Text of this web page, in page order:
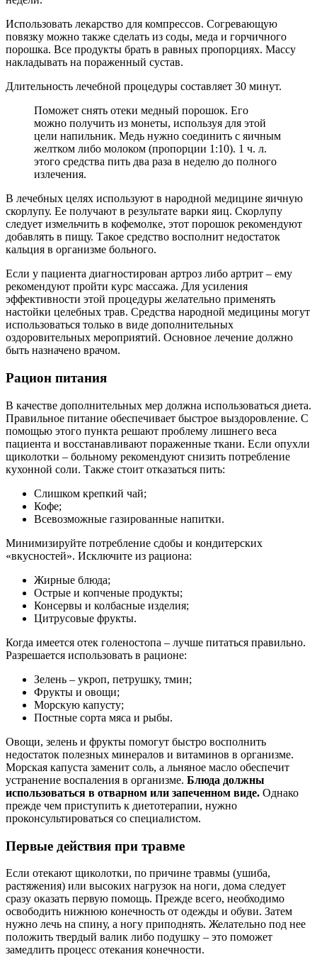
Использовать лекарство для компрессов. Согревающую
повязку можно также сделать из соды, меда и горчичного
порошка. Все продукты брать в равных пропорциях. Массу
накладывать на пораженный сустав.
Длительность лечебной процедуры составляет 30 минут.
Поможет снять отеки медный порошок. Его
можно получить из монеты, используя для этой
цели напильник. Медь нужно соединить с яичным
желтком либо молоком (пропорции 1:10). 1 ч. л.
этого средства пить два раза в неделю до полного
излечения.
В лечебных целях используют в народной медицине яичную
скорлупу. Ее получают в результате варки яиц. Скорлупу
следует измельчить в кофемолке, этот порошок рекомендуют
добавлять в пищу. Такое средство восполнит недостаток
кальция в организме больного.
Если у пациента диагностирован артроз либо артрит – ему
рекомендуют пройти курс массажа. Для усиления
эффективности этой процедуры желательно применять
настойки целебных трав. Средства народной медицины могут
использоваться только в виде дополнительных
оздоровительных мероприятий. Основное лечение должно
быть назначено врачом.
Рацион питания
В качестве дополнительных мер должна использоваться диета.
Правильное питание обеспечивает быстрое выздоровление. С
помощью этого пункта решают проблему лишнего веса
пациента и восстанавливают пораженные ткани. Если опухли
щиколотки – больному рекомендуют снизить потребление
кухонной соли. Также стоит отказаться пить:
Слишком крепкий чай;
Кофе;
Всевозможные газированные напитки.
Минимизируйте потребление сдобы и кондитерских
«вкусностей». Исключите из рациона:
Жирные блюда;
Острые и копченые продукты;
Консервы и колбасные изделия;
Цитрусовые фрукты.
Когда имеется отек голеностопа – лучше питаться правильно.
Разрешается использовать в рационе:
Зелень – укроп, петрушку, тмин;
Фрукты и овощи;
Морскую капусту;
Постные сорта мяса и рыбы.
Овощи, зелень и фрукты помогут быстро восполнить
недостаток полезных минералов и витаминов в организме.
Морская капуста заменит соль, а льняное масло обеспечит
устранение воспаления в организме. Блюда должны
использоваться в отварном или запеченном виде. Однако
прежде чем приступить к диетотерапии, нужно
проконсультироваться со специалистом.
Первые действия при травме
Если отекают щиколотки, по причине травмы (ушиба,
растяжения) или высоких нагрузок на ноги, дома следует
сразу оказать первую помощь. Прежде всего, необходимо
освободить нижнюю конечность от одежды и обуви. Затем
нужно лечь на спину, а ногу приподнять. Желательно под нее
положить твердый валик либо подушку – это поможет
замедлить процесс отекания конечности.